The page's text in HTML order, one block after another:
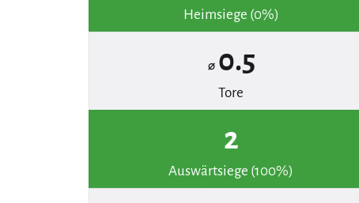
Heimsiege (0%)
⌀ 0.5
Tore
2
Auswärtsiege (100%)